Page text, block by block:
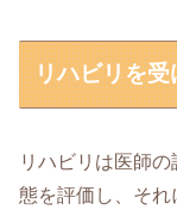
リハビリを
リハビリは医師
態を評価し、そ